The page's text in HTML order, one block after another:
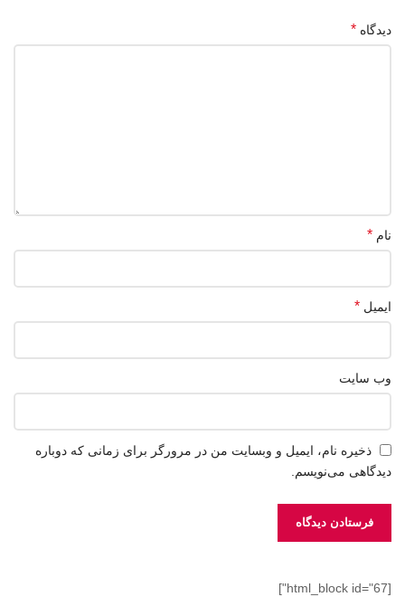
دیدگاه *
نام *
ایمیل *
وب‌ سایت
ذخیره نام، ایمیل و وبسایت من در مرورگر برای زمانی که دوباره
دیدگاهی می‌نویسم.
[html_block id="67"]